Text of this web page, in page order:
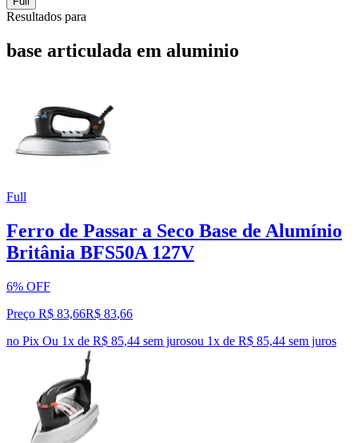
Resultados para
base articulada em aluminio
Full
Ferro de Passar a Seco Base de Alumínio
Britânia BFS50A 127V
6% OFF
Preço R$ 83,66R$ 83,66
no Pix Ou 1x de R$ 85,44 sem jurosou 1x de R$ 85,44 sem juros